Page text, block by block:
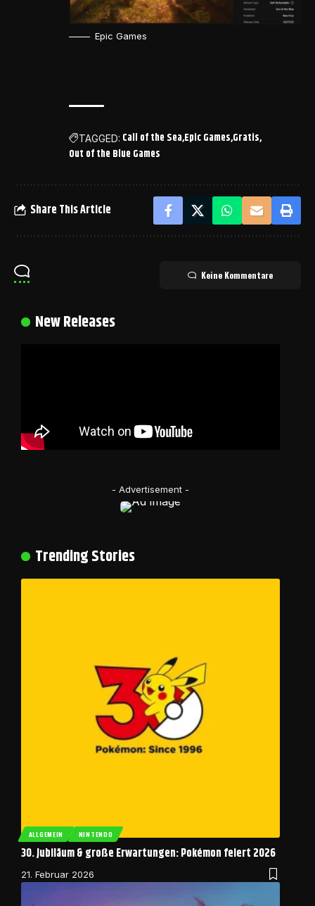
Epic Games
TAGGED: Call of the Sea Epic Games Gratis
Out of the Blue Games
Share This Article
Keine Kommentare
New Releases
- Advertisement -
Trending Stories
ALLGEMEIN NINTENDO
30. Jubiläum & große Erwartungen: Pokémon feiert 2026
21. Februar 2026